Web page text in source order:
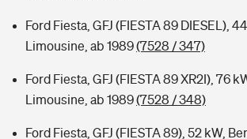
Ford Fiesta, GFJ (FIESTA 89 DIESEL),
Limousine, ab 1989(7528 / 347)
Ford Fiesta, GFJ (FIESTA 89 XR2I), 76
Limousine, ab 1989(7528 / 348)
Ford Fiesta, GFJ (FIESTA 89), 52 kW,